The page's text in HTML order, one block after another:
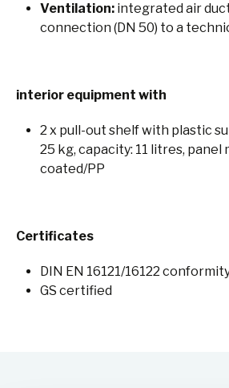
Ventilation: integrated air
connection (DN 50) to a
interior equipment with
2 x pull-out shelf with plastic
25 kg, capacity: 11 litres, panel
coated/PP
Certificates
DIN EN 16121/16122
GS certified